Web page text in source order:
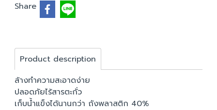
Share
Product description
ล้างทำความสะอาดง่าย
ปลอดภัยไร้สารตะกั่ว
เก็บน้ำแข็งได้นานกว่า ถังพลาสติก 40%